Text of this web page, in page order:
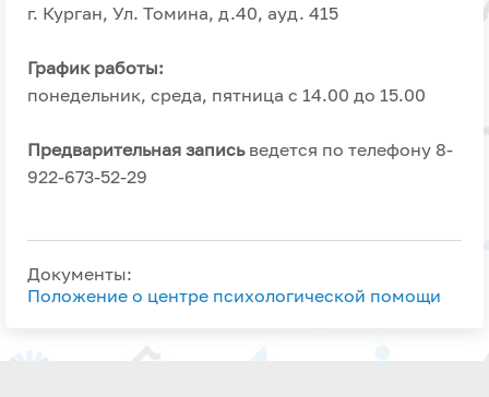
г. Курган, Ул. Томина, д.40, ауд. 415
График работы:
понедельник, среда, пятница с 14.00 до 15.00
Предварительная записьведется по телефону 8-
922-673-52-29
Документы:
Положение о центре психологической помощи